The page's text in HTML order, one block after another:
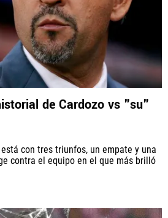
de Cardozo vs "su"
con tres triunfos, un empate y una
contra el equipo en el que más brilló